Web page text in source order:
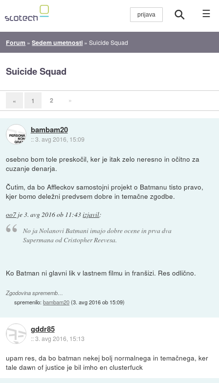
☰
Forum »Sedem umetnosti »Suicide Squad
Suicide Squad
« 1 2 »
bambam20
::3. avg 2016, 15:09
osebno bom tole preskočil, ker je itak zelo neresno in očitno za
cuzanje denarja.
Čutim, da bo Affleckov samostojni projekt o Batmanu tisto pravo,
kjer bomo deležni predvsem dobre in temačne zgodbe.
oo7 je3. avg 2016 ob 11:43izjavil:
No ja Nolanovi Batmani imajo dobre ocene in prva dva
Supermana od Cristopher Reevesa.
Ko Batman ni glavni lik v lastnem filmu in franšizi. Res odlično.
Zgodovina sprememb…
spremenilo:bambam20(3. avg 2016 ob 15:09)
gddr85
::3. avg 2016, 15:13
upam res, da bo batman nekej bolj normalnega in temačnega, ker
tale dawn of justice je bil imho en clusterfuck